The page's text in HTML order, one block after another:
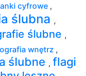
cyfrowe ,
ślubna ,
ślubne ,
wnętrz ,
ślubne , flagi